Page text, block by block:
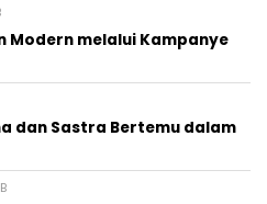
Modern melalui Kampanye
dan Sastra Bertemu dalam